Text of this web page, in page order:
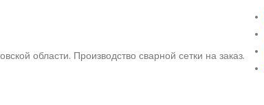
области. Производство сварной сетки на заказ.